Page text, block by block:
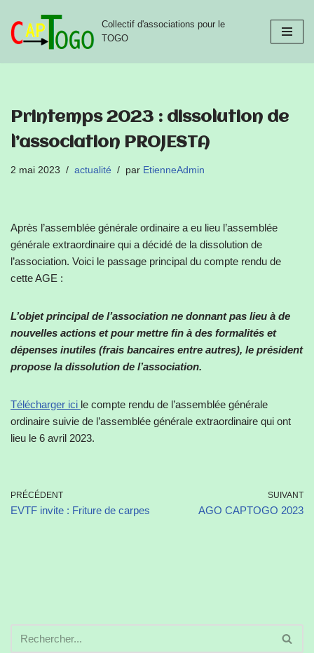
Aller
Collectif d'associations pour le
TOGO
Printemps 2023 : dissolution de
l’association PROJESTA
2 mai 2023 actualité par EtienneAdmin
Après l’assemblée générale ordinaire a eu lieu l’assemblée
générale extraordinaire qui a décidé de la dissolution de
l’association. Voici le passage principal du compte rendu de
cette AGE :
L’objet principal de l’association ne donnant pas lieu à de
nouvelles actions et pour mettre fin à des formalités et
dépenses inutiles (frais bancaires entre autres), le président
propose la dissolution de l’association.
Télécharger ici le compte rendu de l’assemblée générale
ordinaire suivie de l’assemblée générale extraordinaire qui ont
lieu le 6 avril 2023.
PRÉCÉDENT
EVTF invite : Friture de carpes
SUIVANT
AGO CAPTOGO 2023